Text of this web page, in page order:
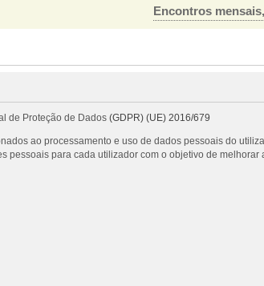
Encontros
de Proteção de Dados (GDPR) (UE) 2016/679
ao processamento e uso de dados pessoais do
pessoais para cada utilizador com o objetivo de